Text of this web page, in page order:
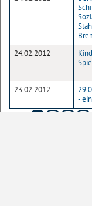
24.02.2012
23.02.2012
-
1